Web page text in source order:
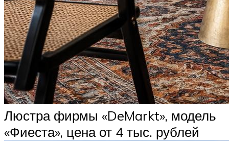
Люстра фирмы «DeMarkt», модель
«Фиеста», цена от 4 тыс. рублей